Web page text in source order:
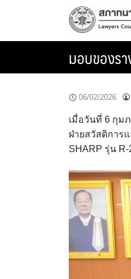
มอบของร
06/02/2026
เมื่อวันที่ 6 กุม
ฝ่ายสวัสดิการ
SHARP รุ่น